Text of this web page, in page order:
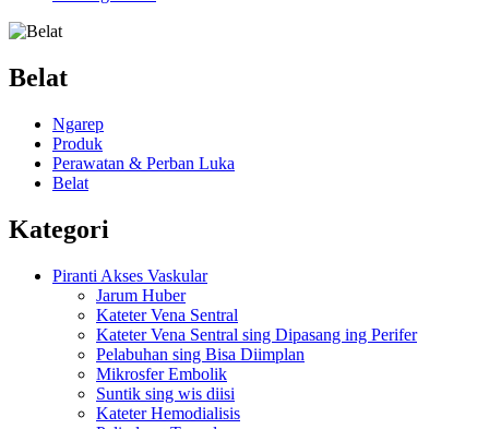
Belat
Ngarep
Produk
Perawatan & Perban Luka
Belat
Kategori
Piranti Akses Vaskular
Jarum Huber
Kateter Vena Sentral
Kateter Vena Sentral sing Dipasang ing Perifer
Pelabuhan sing Bisa Diimplan
Mikrosfer Embolik
Suntik sing wis diisi
Kateter Hemodialisis